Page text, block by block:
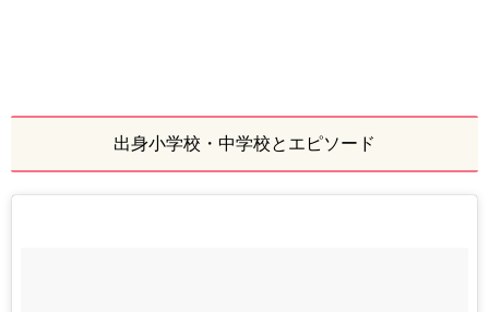
出身小学校・中学校とエピソード